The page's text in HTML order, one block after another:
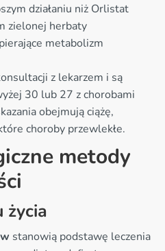
działaniu niż Orlistat
zielonej herbaty
metabolizm
z lekarzem i są
30 lub 27 z chorobami
obejmują ciążę,
choroby przewlekłe.
metody
życia
stanowią podstawę leczenia